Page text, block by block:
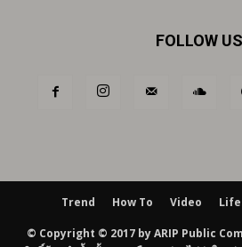
FOLLOW US
Trend How To Video
© Copyright © 2017 by ARIP Public